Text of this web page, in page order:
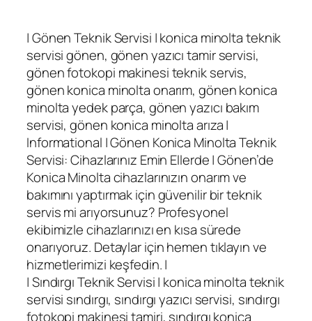
| Gönen Teknik Servisi | konica minolta teknik
servisi gönen, gönen yazıcı tamir servisi,
gönen fotokopi makinesi teknik servis,
gönen konica minolta onarım, gönen konica
minolta yedek parça, gönen yazıcı bakım
servisi, gönen konica minolta arıza |
Informational | Gönen Konica Minolta Teknik
Servisi: Cihazlarınız Emin Ellerde | Gönen’de
Konica Minolta cihazlarınızın onarım ve
bakımını yaptırmak için güvenilir bir teknik
servis mi arıyorsunuz? Profesyonel
ekibimizle cihazlarınızı en kısa sürede
onarıyoruz. Detaylar için hemen tıklayın ve
hizmetlerimizi keşfedin. |
| Sındırgı Teknik Servisi | konica minolta teknik
servisi sındırgı, sındırgı yazıcı servisi, sındırgı
fotokopi makinesi tamiri, sındırgı konica